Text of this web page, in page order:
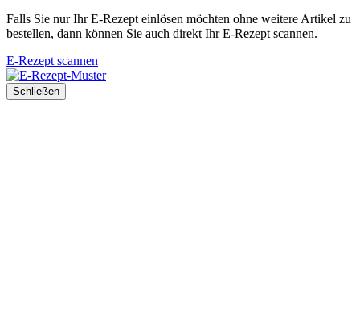
Falls Sie nur Ihr E-Rezept einlösen möchten ohne weitere Artikel zu
bestellen, dann können Sie auch direkt Ihr E-Rezept scannen.
E-Rezept scannen
Schließen